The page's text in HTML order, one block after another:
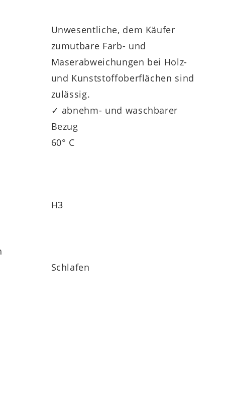
Hygiene und Langlebigkeit zu erfüllen:
einer druckentlastenden
abgestimmten Liegezonen sorgen
Unwesentliche, dem Käufer
zumutbare Farb- und
Maserabweichungen bei Holz-
und Kunststoffoberflächen sind
zulässig.
✓ abnehm- und waschbarer
Bezug
60° C
H3
Schlafen